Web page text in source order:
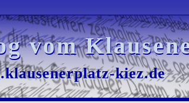
vom
vom
kiez.de
kiez.de